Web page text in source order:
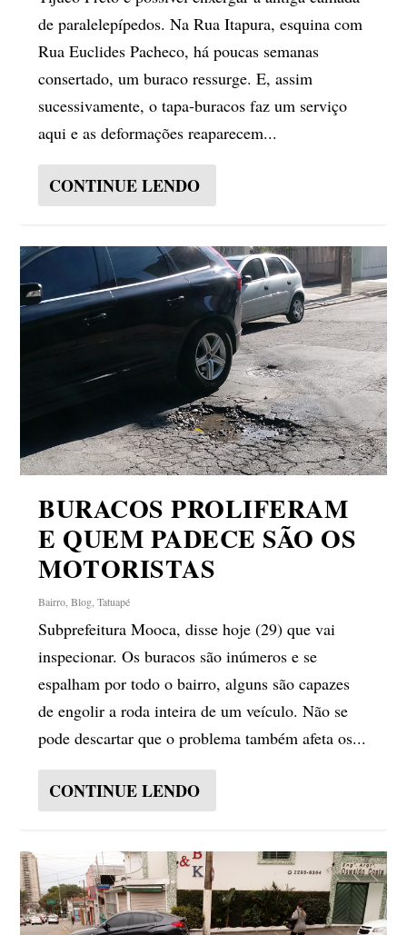
de paralelepípedos. Na Rua Itapura, esquina com
Rua Euclides Pacheco, há poucas semanas
consertado, um buraco ressurge. E, assim
sucessivamente, o tapa-buracos faz um serviço
aqui e as deformações reaparecem...
CONTINUE LENDO
BURACOS PROLIFERAM
E QUEM PADECE SÃO OS
MOTORISTAS
Bairro ,Blog ,Tatuapé
Subprefeitura Mooca, disse hoje (29) que vai
inspecionar. Os buracos são inúmeros e se
espalham por todo o bairro, alguns são capazes
de engolir a roda inteira de um veículo. Não se
pode descartar que o problema também afeta os...
CONTINUE LENDO